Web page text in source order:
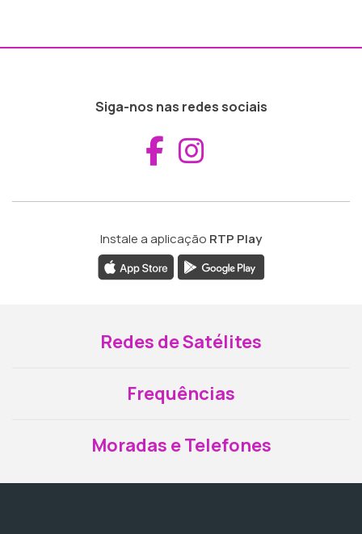
Siga-nos nas redes sociais
Aceder ao
Instale a aplicação RTP Play
Redes de Satélites
Frequências
Moradas e Telefones